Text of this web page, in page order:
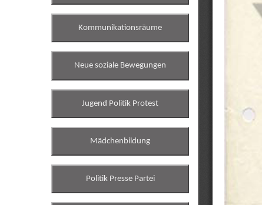
Kommunikationsräume
Neue soziale Bewegungen
Jugend Politik Protest
Mädchenbildung
Politik Presse Partei